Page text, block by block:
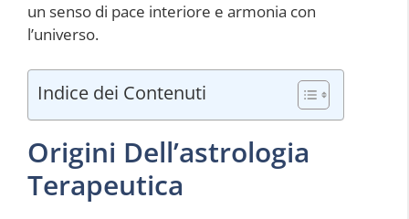
un senso di pace interiore e armonia con
l’universo.
Indice dei Contenuti
Origini Dell’astrologia
Terapeutica